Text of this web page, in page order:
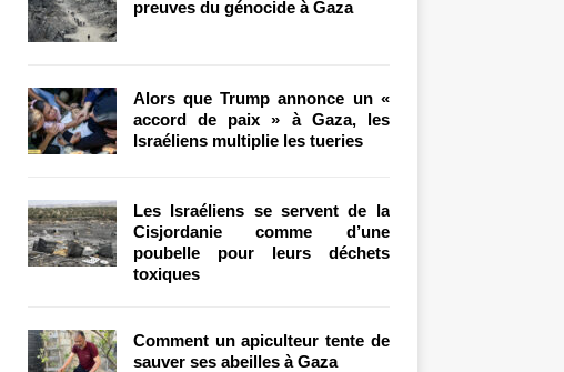
preuves du génocide à Gaza
Alors que Trump annonce un «
accord de paix » à Gaza, les
Israéliens multiplie les tueries
Les Israéliens se servent de la
Cisjordanie comme d’une
poubelle pour leurs déchets
toxiques
Comment un apiculteur tente de
sauver ses abeilles à Gaza